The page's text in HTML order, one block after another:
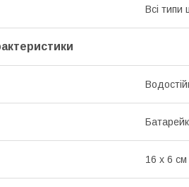
Всі типи
16 х 6 см